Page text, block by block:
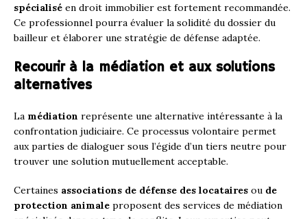
spécialisé en droit immobilier est fortement recommandée.
Ce professionnel pourra évaluer la solidité du dossier du
bailleur et élaborer une stratégie de défense adaptée.
Recourir à la médiation et aux solutions
alternatives
La médiation représente une alternative intéressante à la
confrontation judiciaire. Ce processus volontaire permet
aux parties de dialoguer sous l’égide d’un tiers neutre pour
trouver une solution mutuellement acceptable.
Certaines associations de défense des locataires ou de
protection animale proposent des services de médiation